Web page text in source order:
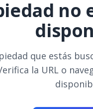
no
que estás
la URL o